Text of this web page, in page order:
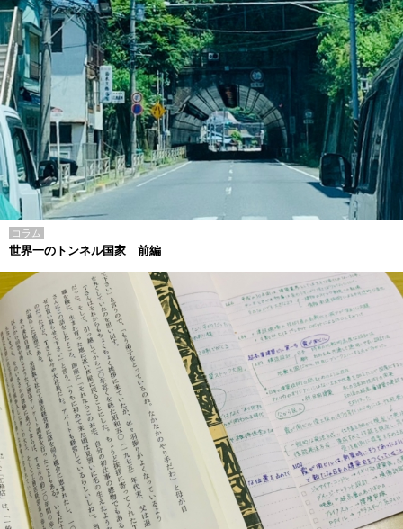
コラム
世界一のトンネル国家 前編